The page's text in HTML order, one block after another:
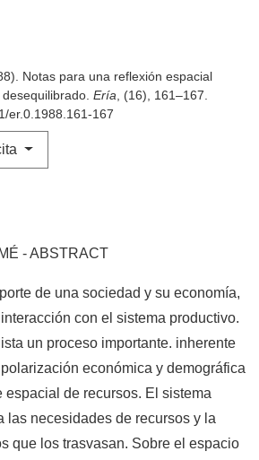
Notas para una reflexión espacial
Ería, (16), 161–167.
er.0.1988.161-167
- ABSTRACT
de una sociedad y su economía,
con el sistema productivo.
un proceso importante. inherente
económica y demográfica
espacial de recursos. El sistema
las necesidades de recursos y la
que los trasvasan. Sobre el espacio